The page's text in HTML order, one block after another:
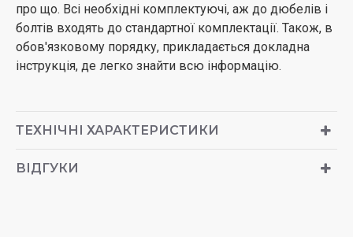
про що. Всі необхідні комплектуючі, аж до дюбелів і
болтів входять до стандартної комплектації. Також, в
обов'язковому порядку, прикладається докладна
інструкція, де легко знайти всю інформацію.
ТЕХНІЧНІ ХАРАКТЕРИСТИКИ
ВІДГУКИ